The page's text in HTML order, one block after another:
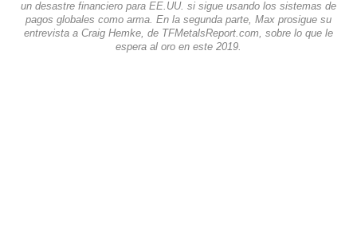
un desastre financiero para EE.UU. si sigue usando los sistemas de
pagos globales como arma. En la segunda parte, Max prosigue su
entrevista a Craig Hemke, de TFMetalsReport.com, sobre lo que le
espera al oro en este 2019.